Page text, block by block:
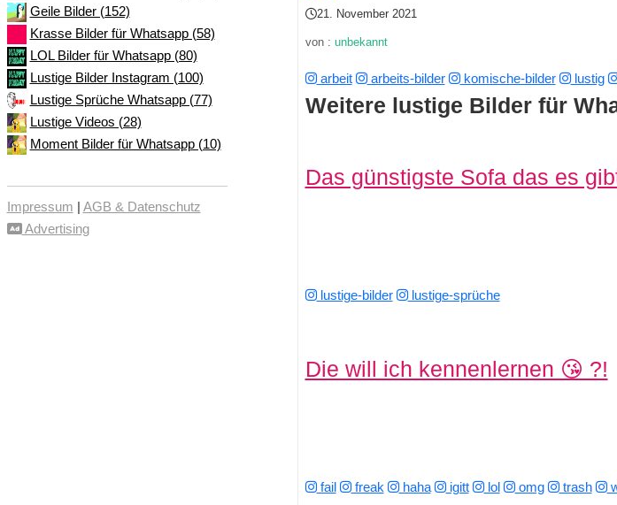
Geile Bilder (152)
Krasse Bilder für Whatsapp (58)
LOL Bilder für Whatsapp (80)
Lustige Bilder Instagram (100)
Lustige Sprüche Whatsapp (77)
Lustige Videos (28)
Moment Bilder für Whatsapp (10)
Impressum | AGB & Datenschutz
Advertising
Teilen
21. November 2021
von : unbekannt
arbeit arbeits-bilder komische-bilder lustig
Weitere lustige Bilder für
Das günstigste Sofa das es
lustige-bilder lustige-sprüche
Die will ich kennenlernen 😘 ?!
fail freak haha igitt lol omg trash